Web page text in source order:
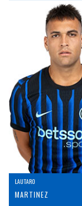
LAUTARO
MARTINEZ